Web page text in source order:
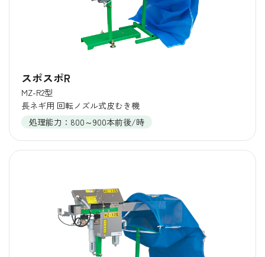
スポスポR
MZ-R2型
長ネギ用 回転ノズル式皮むき機
処理能力：800～900本前後/時